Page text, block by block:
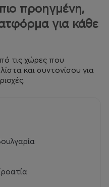
προηγμένη,
για κάθε
τις χώρες που
και συντονίσου για